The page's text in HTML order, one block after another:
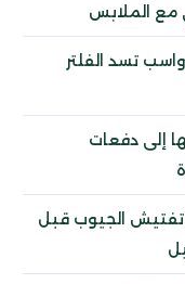
مع الملابس
تسد الفلتر
إلى دفعات
تفتيش الجيوب قبل